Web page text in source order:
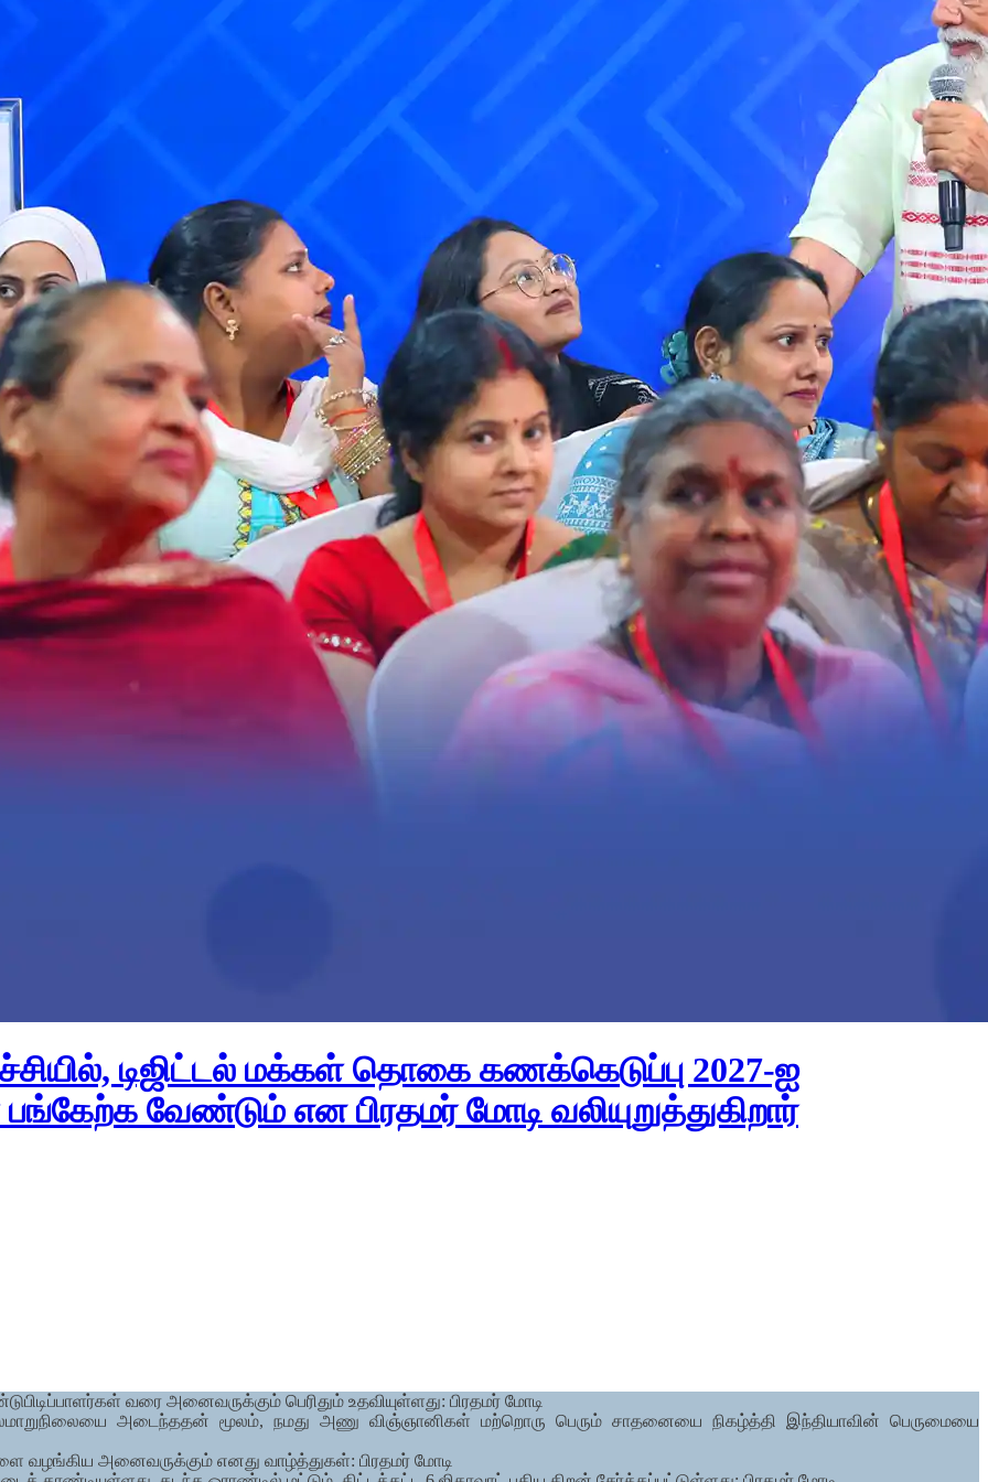
டிஜிட்டல் மக்கள் தொகை கணக்கெடுப்பு 2027-ஐ
வேண்டும் என பிரதமர் மோடி வலியுறுத்துகிறார்
வரை அனைவருக்கும் பெரிதும் உதவியுள்ளது: பிரதமர் மோடி
அடைந்ததன் மூலம், நமது அணு விஞ்ஞானிகள் மற்றொரு பெரும் சாதனையை நிகழ்த்தி இந்தியாவின் பெருமையை
வழங்கிய அனைவருக்கும் எனது வாழ்த்துகள்: பிரதமர் மோடி